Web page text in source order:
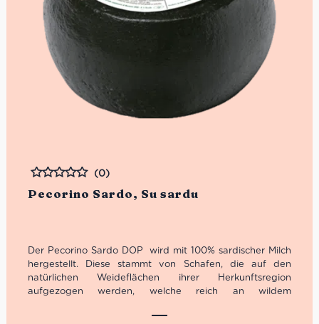
Pecorino Sardo, Su sardu
Bewertet
(0)
Der Pecorino Sardo DOP wird mit 100% sardischer Milch
hergestellt. Diese stammt von Schafen, die auf den
natürlichen Weideflächen ihrer Herkunftsregion
aufgezogen werden, welche reich an wildem
Käsesorten Sardiniens, die in einem seit Jahrtausenden